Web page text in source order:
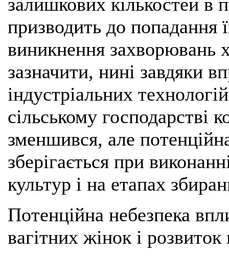
призводить до попадання
виникнення захворювань
зазначити, нині завдяки
індустріальних
сільському господарстві
зменшився, але
зберігається при
культур і на етапах
Потенційна небезпека
вагітних жінок і розвиток